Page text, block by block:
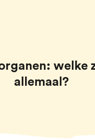
welke
allemaal?